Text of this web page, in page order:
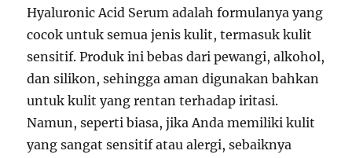
Hyaluronic Acid Serum adalah formulanya yang
cocok untuk semua jenis kulit, termasuk kulit
sensitif. Produk ini bebas dari pewangi, alkohol,
dan silikon, sehingga aman digunakan bahkan
untuk kulit yang rentan terhadap iritasi.
Namun, seperti biasa, jika Anda memiliki kulit
yang sangat sensitif atau alergi, sebaiknya